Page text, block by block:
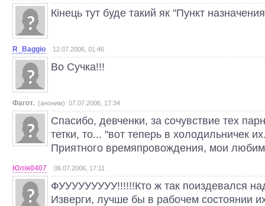
Кінець тут буде такий як "Пункт
R_Baggio 12.07.2006, 01:46
Во Сучка!!!
Фагот. (аноним) 07.07.2006, 17:34
Спасибо, девченки, за сочувствие тех
тетки, то... "вот теперь в холодильничек
Приятного времяпровождения, мои
Юлія0407 06.07.2006, 17:11
ФУУУУУУУУУ!!!!!!Кто ж так поиздевался
Изверги, лучше бы в рабочем состоянии